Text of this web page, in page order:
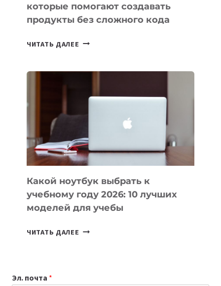
которые помогают создавать
продукты без сложного кода
ЧИТАТЬ ДАЛЕЕ
ПОМОГАЮТ
СОЗДАВАТЬ
БЕЗ
СЛОЖНОГО
КОДА
Какой ноутбук выбрать к
учебному году 2026: 10 лучших
моделей для учебы
ЧИТАТЬ ДАЛЕЕ КАКОЙ
Эл. почта *